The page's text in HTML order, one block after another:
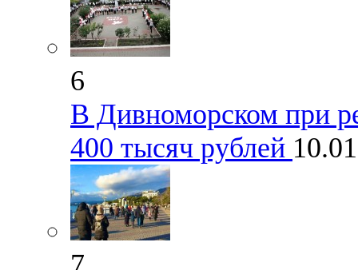
6
В Дивноморском при
400 тысяч рублей